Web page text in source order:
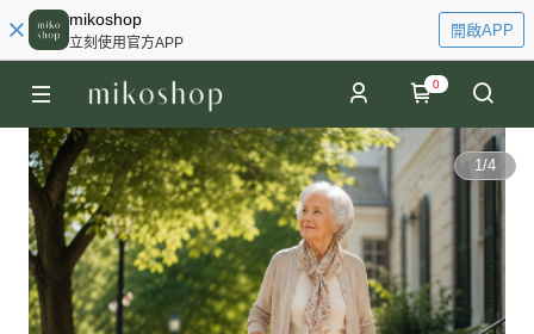
mikoshop
立刻使用官方APP
開啟APP
0
1/4